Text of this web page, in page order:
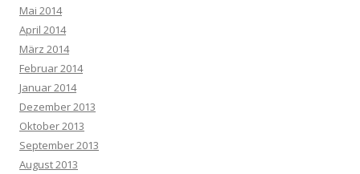
Mai 2014
April 2014
März 2014
Februar 2014
Januar 2014
Dezember 2013
Oktober 2013
September 2013
August 2013